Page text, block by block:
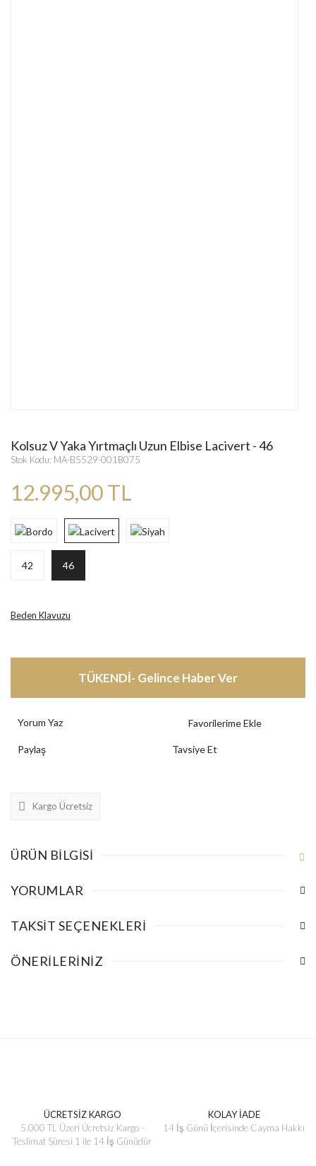
Kolsuz V Yaka Yırtmaçlı Uzun Elbise Lacivert - 46
Stok Kodu: MA-B5529-001B075
12.995,00 TL
42 46
Beden Klavuzu
TÜKENDİ- Gelince Haber Ver
Yorum Yaz
Paylaş Tavsiye Et
Kargo Ücretsiz
ÜRÜN BILGISI
YORUMLAR
TAKSIT SEÇENEKLERI
ÖNERILERINIZ
ÜCRETSİZ KARGO
5.000 TL Üzeri Ücretsiz Kargo -
Teslimat Süresi 1 ile 14 İş Günüdür
KOLAY İADE
14 İş Günü İçerisinde Cayma Hakkı